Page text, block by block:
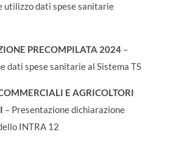
utilizzo dati spese sanitarie
PRECOMPILATA 2024–
dati spese sanitarie al Sistema TS
E AGRICOLTORI
– Presentazione dichiarazione
INTRA 12